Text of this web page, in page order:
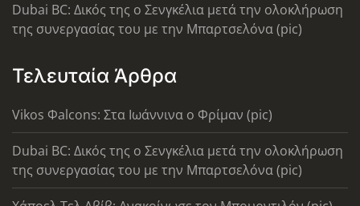
Dubai BC: Δικός της ο Σενγκέλια μετά την ολοκλήρωση
της συνεργασίας του με την Μπαρτσελόνα (pic)
Τελευταία Άρθρα
Vikos Φalcons: Στα Ιωάννινα ο Φρίμαν (pic)
Dubai BC: Δικός της ο Σενγκέλια μετά την ολοκλήρωση
της συνεργασίας του με την Μπαρτσελόνα (pic)